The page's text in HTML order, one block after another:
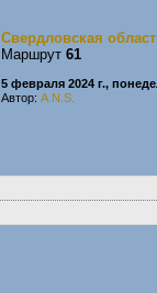
Свердловская
Маршрут 61
5 февраля 2024 г.,
Автор: A.N.S.